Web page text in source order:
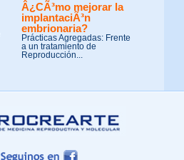
Â¿CÃ³mo mejorar la
implantaciÃ³n
embrionaria?
Prácticas Agregadas: Frente
a un tratamiento de
Reproducción...